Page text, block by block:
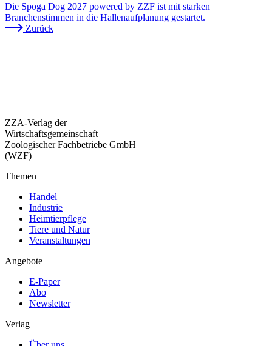
Die Spoga Dog 2027 powered by ZZF ist mit starken
Branchenstimmen in die Hallenaufplanung gestartet.
Zurück
ZZA-Verlag der
Wirtschaftsgemeinschaft
Zoologischer Fachbetriebe GmbH
(WZF)
Themen
Handel
Industrie
Heimtierpflege
Tiere und Natur
Veranstaltungen
Angebote
E-Paper
Abo
Newsletter
Verlag